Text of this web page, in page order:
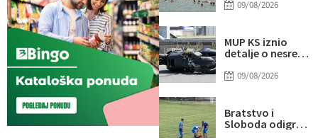
ugroženo
racionalno
trošenje vode
09/08/2026
MUP KS iznio
detalje o nesreći
Hadžićima
Sarajeva
09/08/2026
Bratstvo i
Sloboda odigrali